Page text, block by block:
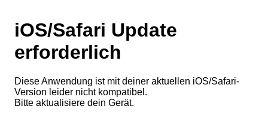
iOS/Safari Update
erforderlich
Diese Anwendung ist mit deiner aktuellen iOS/Safari-
Version leider nicht kompatibel.
Bitte aktualisiere dein Gerät.